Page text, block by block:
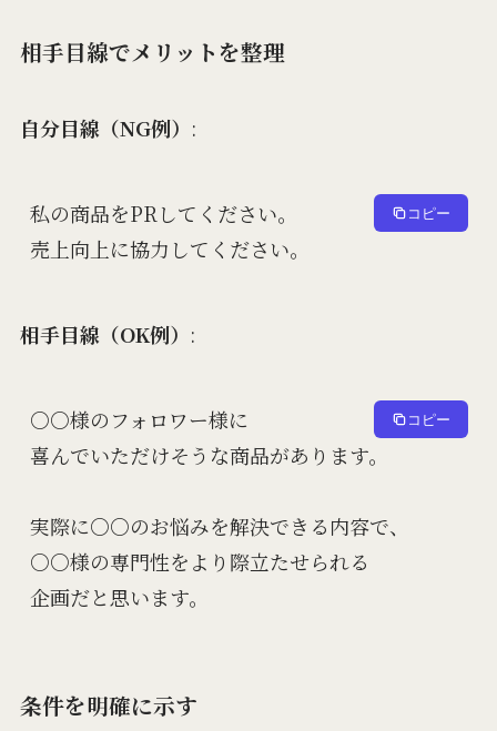
相手目線でメリットを整理
自分目線（NG例） :
私の商品をPRしてください。
コピー
相手目線（OK例） :
○○様のフォロワー様に
喜んでいただけそうな商品があります。
実際に○○のお悩みを解決できる内容で、
○○様の専門性をより際立たせられる
コピー
条件を明確に示す